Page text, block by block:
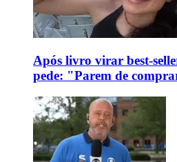
Após livro virar best-
pede: "Parem de